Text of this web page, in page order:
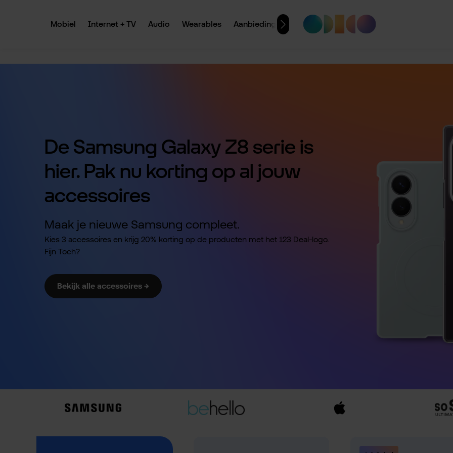
Mobiel
Internet + TV Audio Wearables Aanbiedingen
De Samsung Galaxy Z8 serie is
hier. Pak nu korting op al jouw
accessoires
Maak je nieuwe Samsung compleet.
Kies 3 accessoires en krijg 20% korting op de producten met het 123 Deal-logo.
Fijn Toch?
Bekijk alle accessoires →